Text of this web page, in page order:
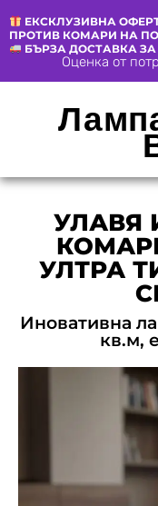
ЕКСКЛУЗИВНА
ПРОТИВ КОМАРИ НА
БЪРЗА ДОСТАВКА ЗА
Оценка от
УЛАВЯ
УЛТРА
Иновативна
кв.м,